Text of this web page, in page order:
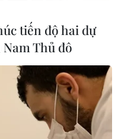
tiến độ hai dự
Thủ đô